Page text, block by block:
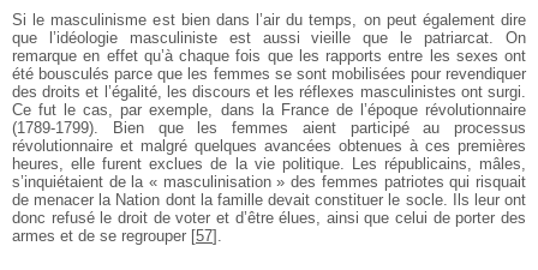
Si le masculinisme est bien dans l’air du temps, on peut également dire
que l’idéologie masculiniste est aussi vieille que le patriarcat. On
remarque en effet qu’à chaque fois que les rapports entre les sexes ont
été bousculés parce que les femmes se sont mobilisées pour revendiquer
des droits et l’égalité, les discours et les réflexes masculinistes ont surgi.
Ce fut le cas, par exemple, dans la France de l’époque révolutionnaire
(1789-1799). Bien que les femmes aient participé au processus
révolutionnaire et malgré quelques avancées obtenues à ces premières
heures, elle furent exclues de la vie politique. Les républicains, mâles,
s’inquiétaient de la « masculinisation » des femmes patriotes qui risquait
de menacer la Nation dont la famille devait constituer le socle. Ils leur ont
donc refusé le droit de voter et d’être élues, ainsi que celui de porter des
armes et de se regrouper [57]